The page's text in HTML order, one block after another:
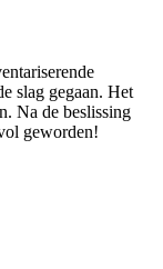
slag gegaan. Het
Na de beslissing
geworden!